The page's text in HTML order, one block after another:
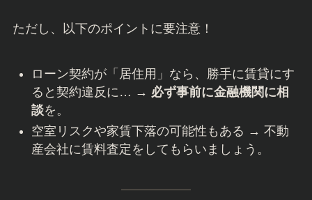
ただし、以下のポイントに要注意！
ローン契約が「居住用」なら、勝手に賃貸にす
ると契約違反に… → 必ず事前に金融機関に相
談を。
空室リスクや家賃下落の可能性もある → 不動
産会社に賃料査定をしてもらいましょう。